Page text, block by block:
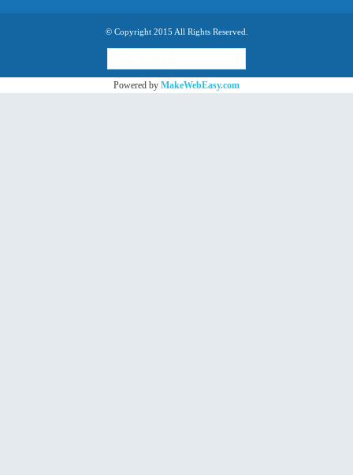
© Copyright 2015 All Rights Reserved.
Powered by MakeWebEasy.com